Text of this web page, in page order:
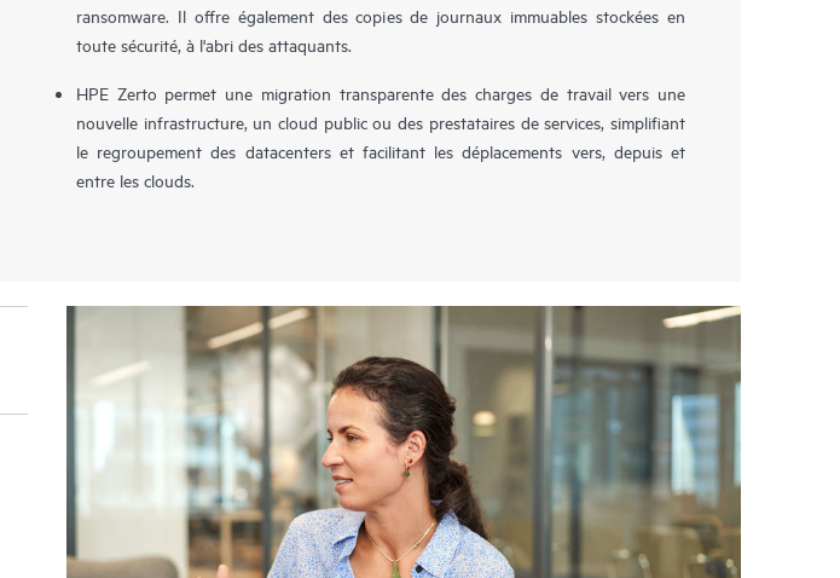
ransomware. Il offre également des copies de journaux immuables stockées en
toute sécurité, à l'abri des attaquants.
HPE Zerto permet une migration transparente des charges de travail vers une
nouvelle infrastructure, un cloud public ou des prestataires de services, simplifiant
le regroupement des datacenters et facilitant les déplacements vers, depuis et
entre les clouds.